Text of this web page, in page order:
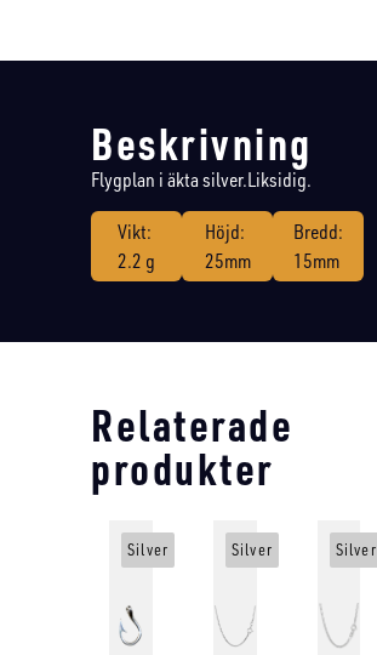
Beskrivning
Flygplan i äkta silver.Liksidig.
Vikt:
2.2 g
Höjd:
25mm
Bredd:
15mm
Relaterade
produkter
Silver Silver Silver